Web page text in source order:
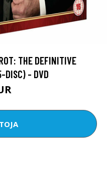
THE DEFINITIVE
DISC) - DVD